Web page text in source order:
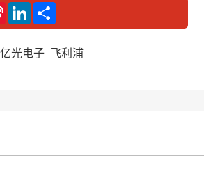
S
n
W
L
n
e
亿光电子 飞利浦